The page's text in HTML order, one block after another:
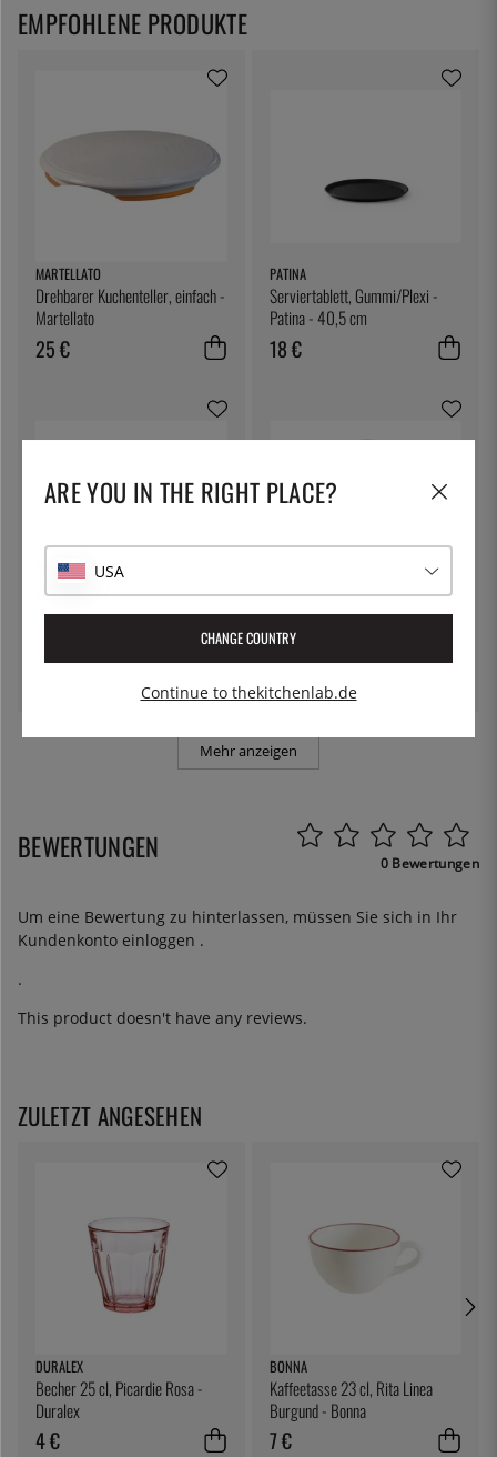
MARTELLATO
Drehbarer Kuchenteller, einfach -
Martellato
25 €
PATINA
Serviertablett, Gummi/Plexi -
Patina - 40,5 cm
18 €
Flacher Teller 17 cm, Lifestyle
Schale 15 cm, Lifestyle Natural -
Lilien
18 €
Mehr anzeigen
EMPFOHLENE PRODUKTE
BEWERTUNGEN 0 Bewertungen
Um eine Bewertung zu hinterlassen, müssen Sie sich in Ihr
Kundenkonto einloggen .
.
This product doesn't have any reviews.
ZULETZT ANGESEHEN
DURALEX
Becher 25 cl, Picardie Rosa -
Duralex
4 €
BONNA
Kaffeetasse 23 cl, Rita Linea
Burgund - Bonna
7 €
ARE YOU IN THE RIGHT PLACE?
USA
CHANGE COUNTRY
Continue to thekitchenlab.de